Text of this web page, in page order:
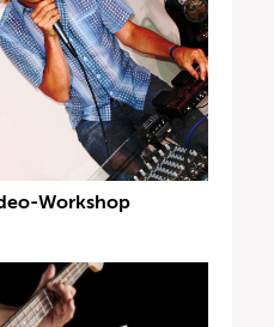
Workshop